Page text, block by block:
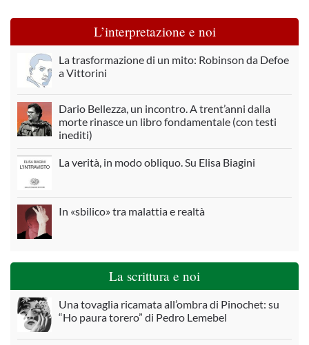
L’interpretazione e noi
La trasformazione di un mito: Robinson da Defoe
a Vittorini
Dario Bellezza, un incontro. A trent’anni dalla
morte rinasce un libro fondamentale (con testi
inediti)
La verità, in modo obliquo. Su Elisa Biagini
In «sbilico» tra malattia e realtà
La scrittura e noi
Una tovaglia ricamata all’ombra di Pinochet: su
“Ho paura torero” di Pedro Lemebel